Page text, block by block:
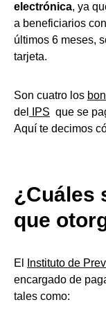
electrónica, ya
a beneficiarios con
últimos 6 meses,
tarjeta.
Son cuatro los
del
IPS que se
Aquí te decimos
¿Cuáles
que
El Instituto de
encargado de
tales como: